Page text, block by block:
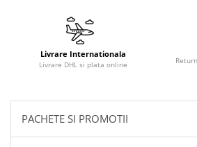
Livrare Internationala
Livrare DHL si plata online
PACHETE SI PROMOTII